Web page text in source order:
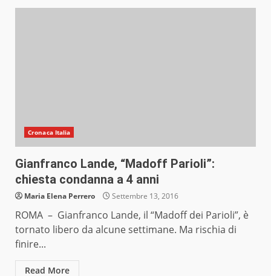
Cronaca Italia
Gianfranco Lande, “Madoff Parioli”:
chiesta condanna a 4 anni
Maria Elena Perrero Settembre 13, 2016
ROMA – Gianfranco Lande, il “Madoff dei Parioli”, è
tornato libero da alcune settimane. Ma rischia di
finire...
Read More